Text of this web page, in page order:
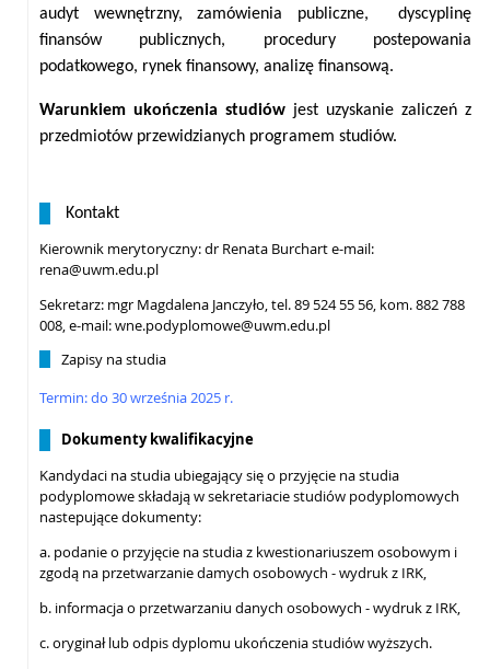
audyt wewnętrzny, zamówienia publiczne, dyscyplinę
finansów publicznych, procedury postepowania
podatkowego, rynek finansowy, analizę finansową.
Warunkiem ukończenia studiów jest uzyskanie zaliczeń z
przedmiotów przewidzianych programem studiów.
Kontakt
Kierownik merytoryczny: dr Renata Burchart e-mail:
rena@uwm.edu.pl
Sekretarz: mgr Magdalena Janczyło, tel. 89 524 55 56, kom. 882 788
008, e-mail: wne.podyplomowe@uwm.edu.pl
Zapisy na studia
Termin: do 30 września 2025 r.
Dokumenty kwalifikacyjne
Kandydaci na studia ubiegający się o przyjęcie na studia
podyplomowe składają w sekretariacie studiów podyplomowych
nastepujące dokumenty:
a. podanie o przyjęcie na studia z kwestionariuszem osobowym i
zgodą na przetwarzanie damych osobowych - wydruk z IRK,
b. informacja o przetwarzaniu danych osobowych - wydruk z IRK,
c. oryginał lub odpis dyplomu ukończenia studiów wyższych.